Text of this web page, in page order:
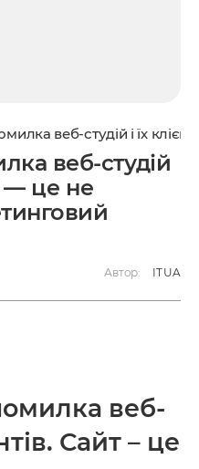
веб-студій і їх
веб-студій
— це не
Автор: ITUA
веб-
Сайт – це